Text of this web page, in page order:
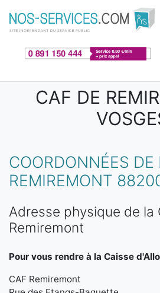
Aller au contenu principal
CAF DE
COORDONNÉES
REMIREMONT
Adresse physique de la
Remiremont
Pour vous rendre à la Caisse
CAF Remiremont